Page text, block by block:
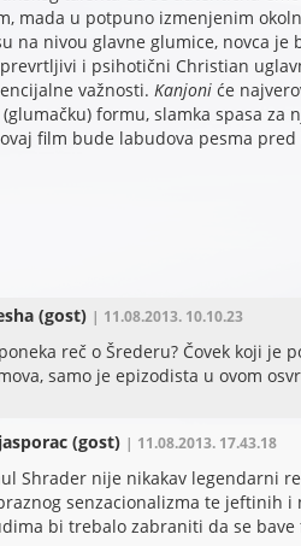
mada u potpuno izmenjenim
na nivou glavne glumice, novca je
prevrtljivi i psihotični Christian
važnosti. Kanjoniće
formu, slamka spasa
film bude labudova pesma
(gost) | 11.08.2013. 10.10.23
reč o Šrederu? Čovek koji je
samo je epizodista u ovom
(gost) | 11.08.2013. 17.43.18
Shrader nije nikakav legendarni
senzacionalizma te jeftinih
bi trebalo zabraniti da se